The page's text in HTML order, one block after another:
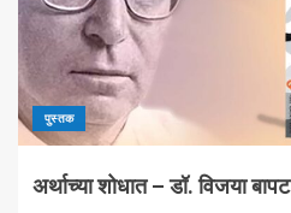
पुस्तक
अर्थाच्या शोधात – डॉ. विजया बापट